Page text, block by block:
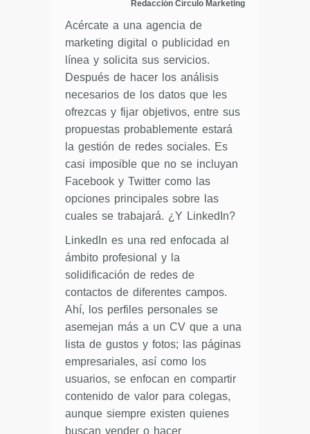
Redacción Círculo Marketing
Acércate a una agencia de
marketing digital o publicidad en
línea y solicita sus servicios.
Después de hacer los análisis
necesarios de los datos que les
ofrezcas y fijar objetivos, entre sus
propuestas probablemente estará
la gestión de redes sociales. Es
casi imposible que no se incluyan
Facebook y Twitter como las
opciones principales sobre las
cuales se trabajará. ¿Y LinkedIn?
LinkedIn es una red enfocada al
ámbito profesional y la
solidificación de redes de
contactos de diferentes campos.
Ahí, los perfiles personales se
asemejan más a un CV que a una
lista de gustos y fotos; las páginas
empresariales, así como los
usuarios, se enfocan en compartir
contenido de valor para colegas,
aunque siempre existen quienes
buscan vender o hacer